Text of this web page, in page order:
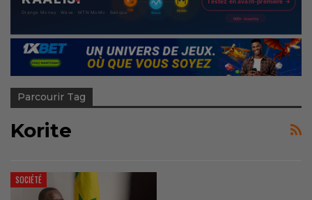
Parcourir Tag
Korite
SOCIÉTÉ